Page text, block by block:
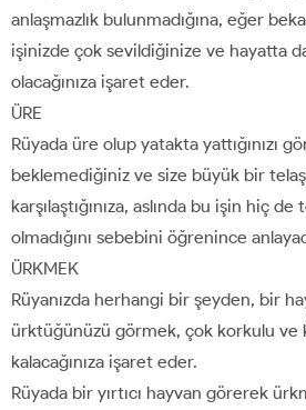
anlaşmazlık bulunmadığına, eğer
işinizde çok sevildiğinize ve hayatta
olacağınıza işaret eder.
ÜRE
Rüyada üre olup yatakta yattığınızı
beklemediğiniz ve size büyük bir
karşılaştığınıza, aslında bu işin hiç
olmadığını sebebini öğrenince
ÜRKMEK
Rüyanızda herhangi bir şeyden, bir
ürktüğünüzü görmek, çok korkulu ve
kalacağınıza işaret eder.
Rüyada bir yırtıcı hayvan görerek